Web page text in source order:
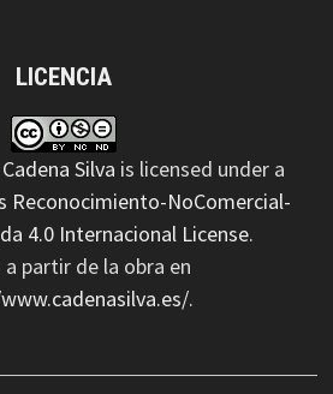
LICENCIA
Cadena Silva is licensed under a
Reconocimiento-NoComercial-
4.0 Internacional License.
a partir de la obra en
.